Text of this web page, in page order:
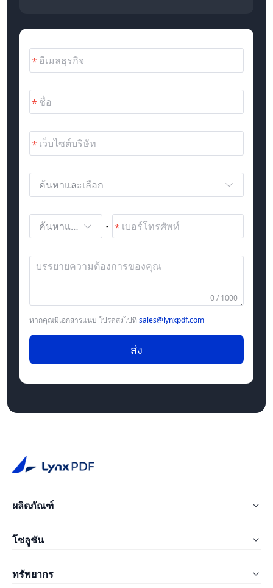
ค้นหาและเลือก
ค้นหาและเลือก -
0 / 1000
หากคุณมีเอกสารแนบ โปรดส่งไปที่ sales@lynxpdf.com
ส่ง
ผลิตภัณฑ์
LynxPDF Web
โซลูชัน
ทรัพยากร